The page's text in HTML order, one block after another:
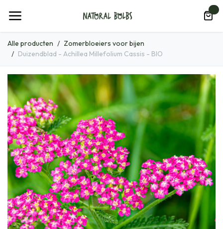
Alle producten
Zomerbloeiers voor bijen
Duizendblad - Achillea Millefolium Cassis - BIO